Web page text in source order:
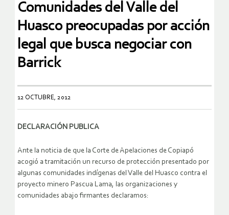
Comunidades del Valle del
Huasco preocupadas por acción
legal que busca negociar con
Barrick
12 OCTUBRE, 2012
DECLARACIÓN PUBLICA
Ante la noticia de que la Corte de Apelaciones de Copiapó
acogió a tramitación un recurso de protección presentado por
algunas comunidades indígenas del Valle del Huasco contra el
proyecto minero Pascua Lama, las organizaciones y
comunidades abajo firmantes declaramos: